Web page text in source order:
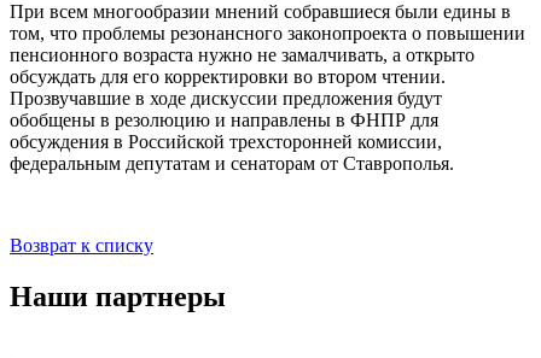
При всем многообразии мнений собравшиеся были едины в
том, что проблемы резонансного законопроекта о повышении
пенсионного возраста нужно не замалчивать, а открыто
обсуждать для его корректировки во втором чтении.
Прозвучавшие в ходе дискуссии предложения будут
обобщены в резолюцию и направлены в ФНПР для
обсуждения в Российской трехсторонней комиссии,
федеральным депутатам и сенаторам от Ставрополья.
Возврат к списку
Наши партнеры